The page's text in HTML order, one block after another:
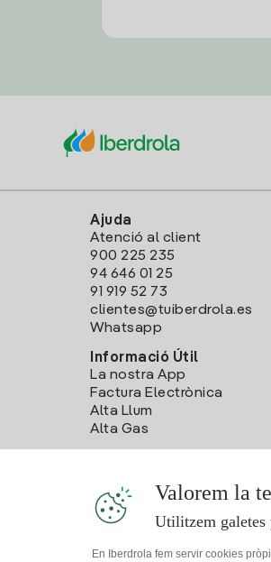
Ajuda
Atenció al client
900 225 235
94 646 01 25
91 919 52 73
clientes@tuiberdrola.es
Whatsapp
Informació Útil
La nostra App
Factura Electrònica
Alta Llum
Alta Gas
Valorem la
Utilitzem galetes
En Iberdrola fem servir cookies